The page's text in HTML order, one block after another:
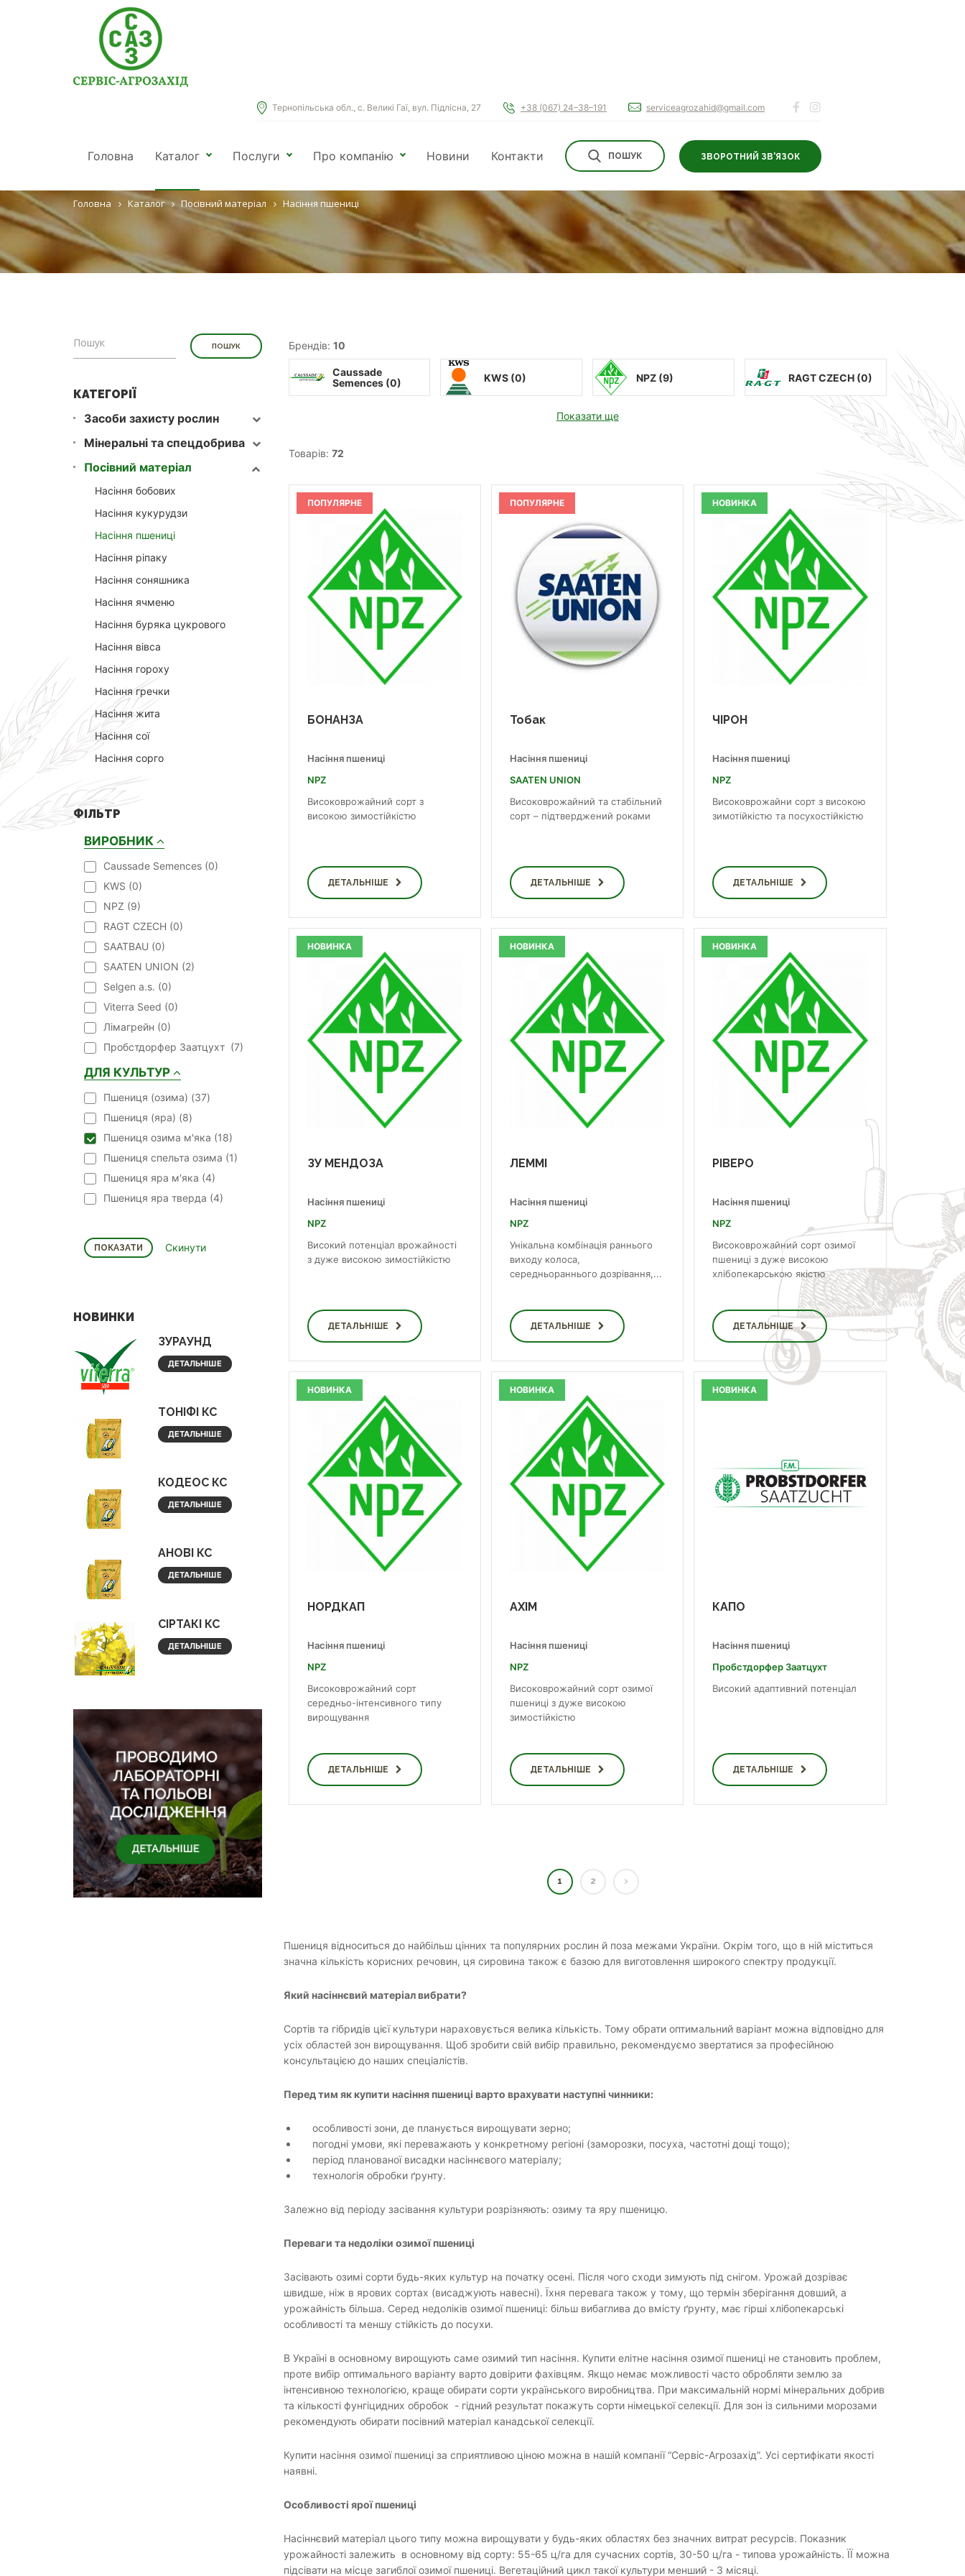
Головна Каталог Послуги Про компанію Новини Контакти ПОШУК ЗВОРОТНИЙ ЗВ'ЯЗОК
Тернопільська обл., с. Великі Гаї, вул. Підлісна, 27 +38 (067) 24–38–191 serviceagrozahid@gmail.com
НАСІННЯ ПШЕНИЦІ
Головна Каталог Посівний матеріал Насіння пшениці
КАТЕГОРІЇ
Засоби захисту рослин
Мінеральні та спецдобрива
Посівний матеріал
Насіння бобових
Насіння кукурудзи
Насіння пшениці
Насіння ріпаку
Насіння соняшника
Насіння ячменю
Насіння буряка цукрового
Насіння вівса
Насіння гороху
Насіння гречки
Насіння жита
Насіння сої
Насіння сорго
ФІЛЬТР
ВИРОБНИК
Caussade Semences (0)
KWS (0)
NPZ (9)
RAGT CZECH (0)
SAATBAU (0)
SAATEN UNION (2)
Selgen a.s. (0)
Viterra Seed (0)
Лімагрейн (0)
Пробст­дор­фер За­ат­цухт (7)
ДЛЯ КУЛЬТУР
Пшениця (озима) (37)
Пшениця (яра) (8)
Пшениця озима м'яка (18)
Пшениця спельта озима (1)
Пшениця яра м'яка (4)
Пшениця яра тверда (4)
НОВИНКИ
ЗУРАУНД
ДЕТАЛЬНІШЕ
ТОНІФІ КС
ДЕТАЛЬНІШЕ
КОДЕОС КС
ДЕТАЛЬНІШЕ
АНОВІ КС
ДЕТАЛЬНІШЕ
СІРТАКІ КС
ДЕТАЛЬНІШЕ
Брендів: 10
Caussade
Semences (0) KWS (0) NPZ (9) RAGT CZECH (0)
Показати ще
Товарів: 72
БОНАНЗА
Насіння пшениці
NPZ
Високоврожайний сорт з
високою зимостійкістю
ДЕТАЛЬНІШЕ
ПОПУЛЯРНЕ
Тобак
Насіння пшениці
SAATEN UNION
Високоврожайний та стабільний
сорт – підтверджений роками
ДЕТАЛЬНІШЕ
ПОПУЛЯРНЕ
ЧІРОН
Насіння пшениці
NPZ
Високоврожайни сорт з високою
зимотійкістю та посухостійкістю
ДЕТАЛЬНІШЕ
НОВИНКА
ЗУ МЕНДОЗА
Насіння пшениці
NPZ
Високий потенціал врожайності
з дуже високою зимостійкістю
ДЕТАЛЬНІШЕ
НОВИНКА
ЛЕММІ
Насіння пшениці
NPZ
Унікальна комбінація раннього
виходу колоса,
середньораннього дозрівання,...
ДЕТАЛЬНІШЕ
НОВИНКА
РІВЕРО
Насіння пшениці
NPZ
Високоврожайний сорт озимої
пшениці з дуже високою
хлібопекарською якістю
ДЕТАЛЬНІШЕ
НОВИНКА
НОРДКАП
Насіння пшениці
NPZ
Високоврожайний сорт
середньо-інтенсивного типу
вирощування
ДЕТАЛЬНІШЕ
НОВИНКА
АХІМ
Насіння пшениці
NPZ
Високоврожайний сорт озимої
пшениці з дуже високою
зимостійкістю
ДЕТАЛЬНІШЕ
НОВИНКА
КАПО
Насіння пшениці
Пробст­дор­фер За­ат­цухт
Високий адаптивний потенціал
ДЕТАЛЬНІШЕ
НОВИНКА
1 2
Пшениця відноситься до найбільш цінних та популярних рослин й поза межами України. Окрім того, що в ній міститься
значна кількість корисних речовин, ця сировина також є базою для виготовлення широкого спектру продукції.
Який насіннєвий матеріал вибрати?
Сортів та гібридів цієї культури нараховується велика кількість. Тому обрати оптимальний варіант можна відповідно для
усіх областей зон вирощування. Щоб зробити свій вибір правильно, рекомендуємо звертатися за професійною
консультацією до наших спеціалістів.
Перед тим як купити насіння пшениці варто врахувати наступні чинники:
особливості зони, де планується вирощувати зерно;
погодні умови, які переважають у конкретному регіоні (заморозки, посуха, частотні дощі тощо);
період планованої висадки насіннєвого матеріалу;
технологія обробки ґрунту.
Залежно від періоду засівання культури розрізняють: озиму та яру пшеницю.
Переваги та недоліки озимої пшениці
Засівають озимі сорти будь-яких культур на початку осені. Після чого сходи зимують під снігом. Урожай дозріває
швидше, ніж в ярових сортах (висаджують навесні). Їхня перевага також у тому, що термін зберігання довший, а
урожайність більша. Серед недоліків озимої пшениці: більш вибаглива до вмісту ґрунту, має гірші хлібопекарські
особливості та меншу стійкість до посухи.
В Україні в основному вирощують саме озимий тип насіння. Купити елітне насіння озимої пшениці не становить проблем,
проте вибір оптимального варіанту варто довірити фахівцям. Якщо немає можливості часто обробляти землю за
інтенсивною технологією, краще обирати сорти українського виробництва. При максимальній нормі мінеральних добрив
та кількості фунгіцидних обробок - гідний результат покажуть сорти німецької селекції. Для зон із сильними морозами
рекомендують обирати посівний матеріал канадської селекції.
Купити насіння озимої пшениці за сприятливою ціною можна в нашій компанії “Сервіс-Агрозахід”. Усі сертифікати якості
наявні.
Особливості ярої пшениці
Насіннєвий матеріал цього типу можна вирощувати у будь-яких областях без значних витрат ресурсів. Показник
урожайності залежить в основному від сорту: 55-65 ц/га для сучасних сортів, 30-50 ц/га - типова урожайність. ЇЇ можна
підсівати на місце загиблої озимої пшениці. Вегетаційний цикл такої культури менший - 3 місяці.